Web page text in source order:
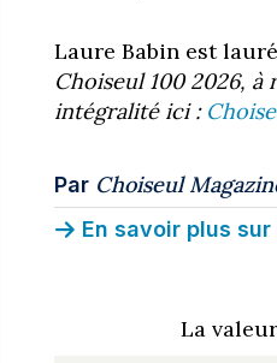
Laure Babin est
Choiseul 100 2026,
intégralité ici :
Par Choiseul
En savoir plus sur
La